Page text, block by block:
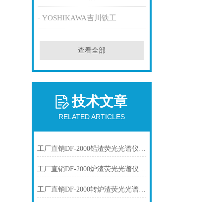
YOSHIKAWA吉川铁工
查看全部
技术文章
RELATED ARTICLES
工厂直销DF-2000铅渣荧光光谱仪技术参数
工厂直销DF-2000炉渣荧光光谱仪技术参数
工厂直销DF-2000转炉渣荧光光谱仪技术参数